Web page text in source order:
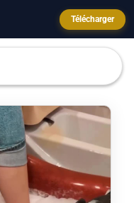
Télécharger